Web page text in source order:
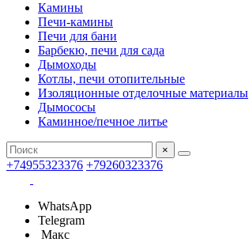
Камины
Печи-камины
Печи для бани
Барбекю, печи для сада
Дымоходы
Котлы, печи отопительные
Изоляционные отделочные материалы
Дымососы
Каминное/печное литье
×
+74955323376 +79260323376
WhatsApp
Telegram
Макс